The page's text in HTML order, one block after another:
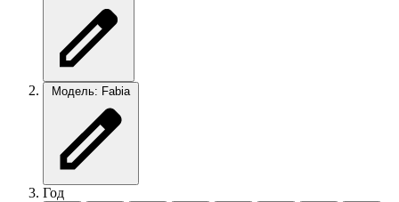
Модель: Fabia
Год